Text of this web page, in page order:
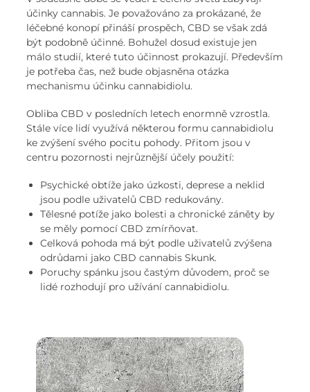
účinky cannabis. Je považováno za prokázané, že
léčebné konopí přináší prospěch, CBD se však zdá
být podobně účinné. Bohužel dosud existuje jen
málo studií, které tuto účinnost prokazují. Především
je potřeba čas, než bude objasněna otázka
mechanismu účinku cannabidiolu.
Obliba CBD v posledních letech enormně vzrostla.
Stále více lidí využívá některou formu cannabidiolu
ke zvýšení svého pocitu pohody. Přitom jsou v
centru pozornosti nejrůznější účely použití:
Psychické obtíže jako úzkosti, deprese a neklid
jsou podle uživatelů CBD redukovány.
Tělesné potíže jako bolesti a chronické záněty by
se měly pomocí CBD zmírňovat.
Celková pohoda má být podle uživatelů zvýšena
odrůdami jako CBD cannabis Skunk.
Poruchy spánku jsou častým důvodem, proč se
lidé rozhodují pro užívání cannabidiolu.